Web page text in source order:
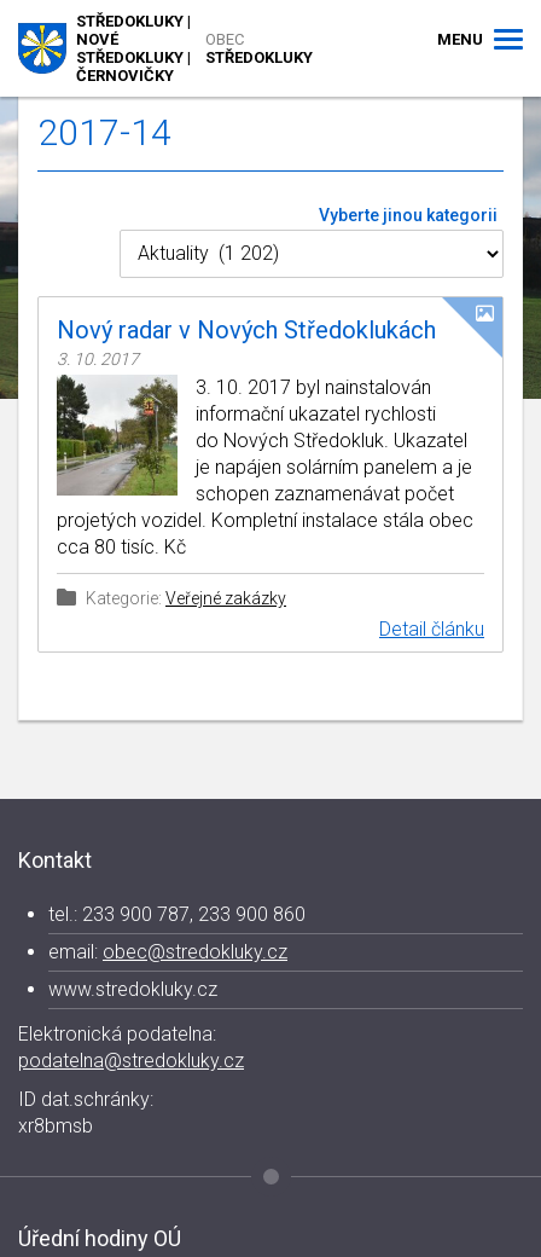
OBEC
STŘEDOKLUKY
STŘEDOKLUKY |
NOVÉ
STŘEDOKLUKY |
ČERNOVIČKY
MENU
2017-14
Vyberte jinou kategorii
Nový radar v Nových Středoklukách
3. 10. 2017
3. 10. 2017 byl nainstalován
informační ukazatel rychlosti
do Nových Středokluk. Ukazatel
je napájen solárním panelem a je
schopen zaznamenávat počet
projetých vozidel. Kompletní instalace stála obec
cca 80 tisíc. Kč
Kategorie: Veřejné zakázky
Detail článku
Kontakt
tel.: 233 900 787, 233 900 860
email: obec@stredokluky.cz
www.stredokluky.cz
Elektronická podatelna:
podatelna@stredokluky.cz
ID dat.schránky:
xr8bmsb
Úřední hodiny OÚ